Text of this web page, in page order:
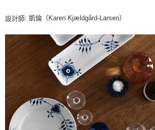
設計師: 凱倫（Karen Kjældgård-Larsen）